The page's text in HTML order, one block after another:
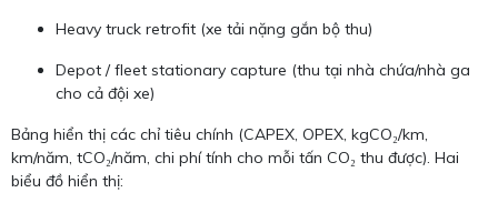
Heavy truck retrofit (xe tải nặng gắn bộ thu)
Depot / fleet stationary capture (thu tại nhà chứa/nhà ga
cho cả đội xe)
Bảng hiển thị các chỉ tiêu chính (CAPEX, OPEX, kgCO₂/km,
km/năm, tCO₂/năm, chi phí tính cho mỗi tấn CO₂ thu được). Hai
biểu đồ hiển thị: